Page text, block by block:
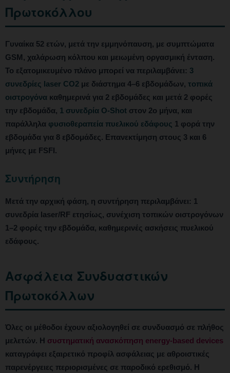
Πρωτοκόλλου
Γυναίκα 52 ετών, μετά την εμμηνόπαυση, με συμπτώματα
GSM, χαλάρωση κόλπου και μειωμένη οργασμική ένταση.
Το εξατομικευμένο πλάνο μπορεί να περιλαμβάνει: 3
συνεδρίες laser CO2 με διάστημα 4–6 εβδομάδων, τοπικά
οιστρογόνα καθημερινά για 2 εβδομάδες και μετά 2 φορές
την εβδομάδα, 1 συνεδρία O-Shot στον 2ο μήνα, και
παράλληλα φυσιοθεραπεία πυελικού εδάφους 1 φορά την
εβδομάδα για 8 εβδομάδες. Επανεκτίμηση στους 3 και 6
μήνες με FSFI.
Συντήρηση
Μετά την αρχική φάση, η συντήρηση περιλαμβάνει: 1
συνεδρία laser/RF ετησίως, συνέχιση τοπικών οιστρογόνων
1–2 φορές την εβδομάδα, καθημερινές ασκήσεις πυελικού
εδάφους.
Ασφάλεια Συνδυαστικών
Πρωτοκόλλων
Όλες οι μέθοδοι έχουν αξιολογηθεί σε συνδυασμό σε πλήθος
μελετών. Η συστηματική ανασκόπηση energy-based devices
καταγράφει εξαιρετικό προφίλ ασφάλειας με αθροιστικές
παρενέργειες περιορισμένες σε παροδικό ερεθισμό. Η